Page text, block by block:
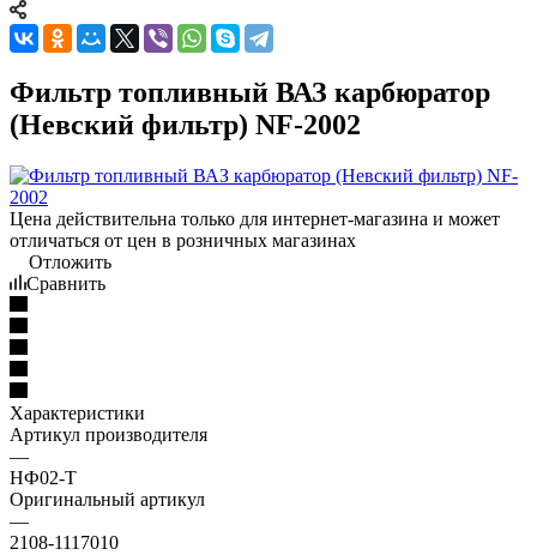
Фильтр топливный ВАЗ карбюратор
(Невский фильтр) NF-2002
Цена действительна только для интернет-магазина и может
отличаться от цен в розничных магазинах
Отложить
Сравнить
Характеристики
Артикул производителя
—
НФ02-Т
Оригинальный артикул
—
2108-1117010